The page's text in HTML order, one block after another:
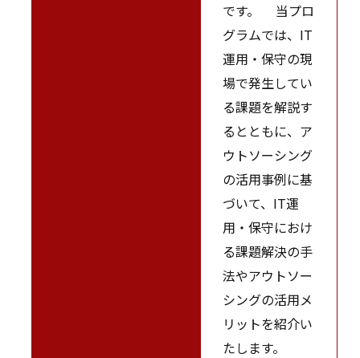
です。 当プロ
グラムでは、IT
運用・保守の現
場で発生してい
る課題を解説す
るとともに、ア
ウトソーシング
の活用事例に基
づいて、IT運
用・保守におけ
る課題解決の手
法やアウトソー
シングの活用メ
リットを紹介い
たします。